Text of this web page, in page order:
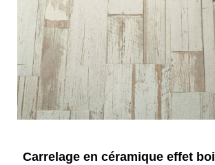
Carrelage en céramique effet